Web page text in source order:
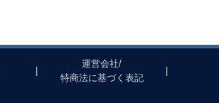
運営会社/
特商法に基づく表記